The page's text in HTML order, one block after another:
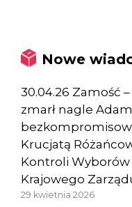
Nowe
30.04.26 Zamość
zmarł nagle
Krucjatą
Kontroli Wyborów
Krajowego
29 kwietnia 2026